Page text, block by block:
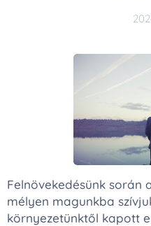
Felnövekedésünk során
mélyen magunkba
környezetünktől kapott